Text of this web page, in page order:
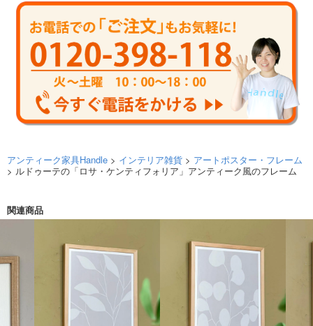
アンティーク家具Handle > インテリア雑貨 > アートポスター・フレーム
> ルドゥーテの「ロサ・ケンティフォリア」アンティーク風のフレーム
関連商品